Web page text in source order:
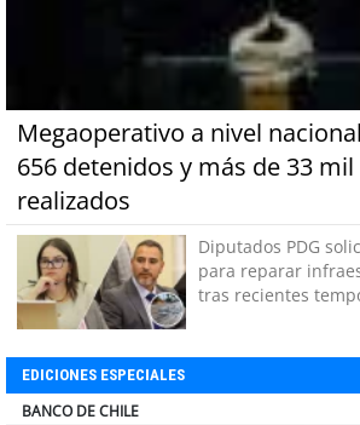
Megaoperativo a nivel
656 detenidos y más de 33
realizados
Diputados PDG
para reparar
tras recientes
EDICIONES ESPECIALES
COLEGIO RÍO LOA